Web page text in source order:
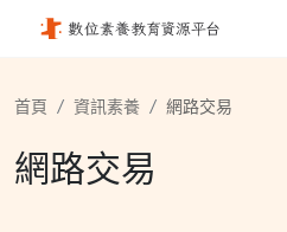
首頁 資訊素養 網路交易
網路交易